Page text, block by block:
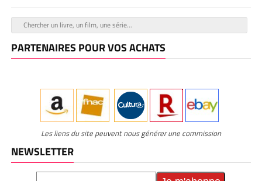
PARTENAIRES POUR VOS ACHATS
Les liens du site peuvent nous générer une commission
NEWSLETTER